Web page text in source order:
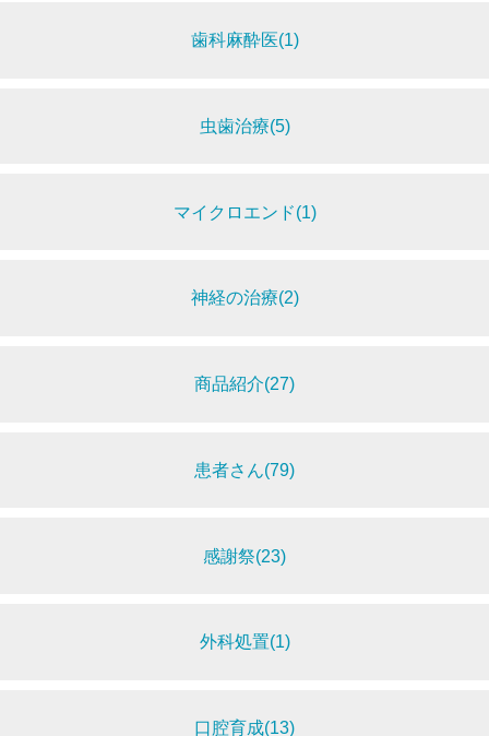
歯科麻酔医(1)
虫歯治療(5)
マイクロエンド(1)
神経の治療(2)
商品紹介(27)
患者さん(79)
感謝祭(23)
外科処置(1)
口腔育成(13)